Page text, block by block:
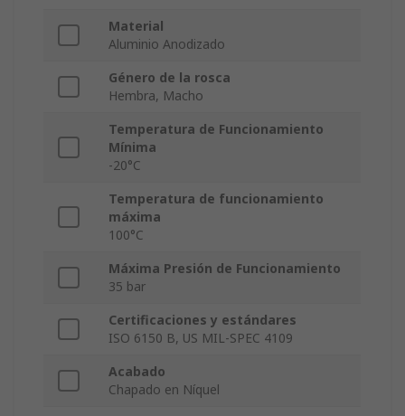
Material
Aluminio Anodizado
Género de la rosca
Hembra, Macho
Temperatura de Funcionamiento
Mínima
-20°C
Temperatura de funcionamiento
máxima
100°C
Máxima Presión de Funcionamiento
35 bar
Certificaciones y estándares
ISO 6150 B, US MIL-SPEC 4109
Acabado
Chapado en Níquel